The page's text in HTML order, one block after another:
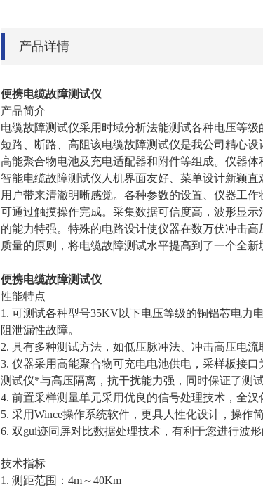
产品详情
便携电缆故障测试仪
产品简介
电缆故障测试仪采用时域分析法能测试各种电压等
短路、断路、高阻该电缆故障测试仪是我公司精心设
高能聚合物电池及充电适配器和附件等组成。仪器体
智能电缆故障测试仪人机界面友好、菜单设计新颖
用户带来清澈明晰感觉。各种参数的设置、仪器工
可通过触摸操作完成。采集数据可信度高，波形显
的能力特强。特殊的电路设计使仪器在数万伏冲击
质量的原则，将电缆故障测试水平提高到了一个全
便携电缆故障测试仪
性能特点
1. 可测试各种型号35KV以下电压等级的铜铝芯电力
阻泄漏性故障。
2. 具有多种测试方法，如低压脉冲法、冲击高压电流
3. 仪器采用高能聚合物可充电电池供电，采样板接
测试仪*与高压隔离，抗干扰能力强，同时保证了测
4. 前置采样测量单元采用优良的信号处理技术，全
5. 采用Wince操作系统软件，更具人性化设计，操作简
6. 双gui迹同屏对比数据处理技术，有利于您进行波形
技术指标
1. 测距范围：4m～40Km